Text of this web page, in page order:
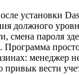
установки
должного
смена пароля
Программа
менеджер
привык вести